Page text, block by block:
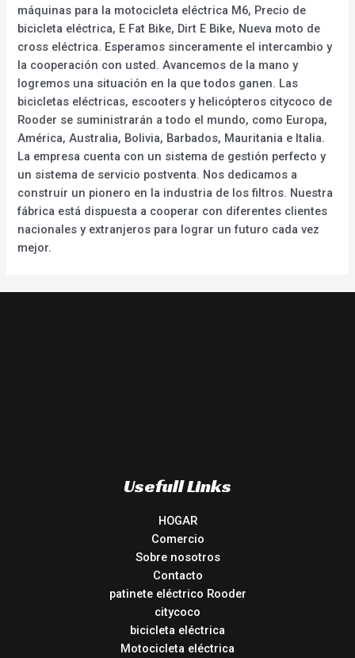
máquinas para la motocicleta eléctrica M6, Precio de
bicicleta eléctrica, E Fat Bike, Dirt E Bike, Nueva moto de
cross eléctrica. Esperamos sinceramente el intercambio y
la cooperación con usted. Avancemos de la mano y
logremos una situación en la que todos ganen. Las
bicicletas eléctricas, escooters y helicópteros citycoco de
Rooder se suministrarán a todo el mundo, como Europa,
América, Australia, Bolivia, Barbados, Mauritania e Italia.
La empresa cuenta con un sistema de gestión perfecto y
un sistema de servicio postventa. Nos dedicamos a
construir un pionero en la industria de los filtros. Nuestra
fábrica está dispuesta a cooperar con diferentes clientes
nacionales y extranjeros para lograr un futuro cada vez
mejor.
Usefull Links
HOGAR
Comercio
Sobre nosotros
Contacto
patinete eléctrico Rooder
citycoco
bicicleta eléctrica
Motocicleta eléctrica